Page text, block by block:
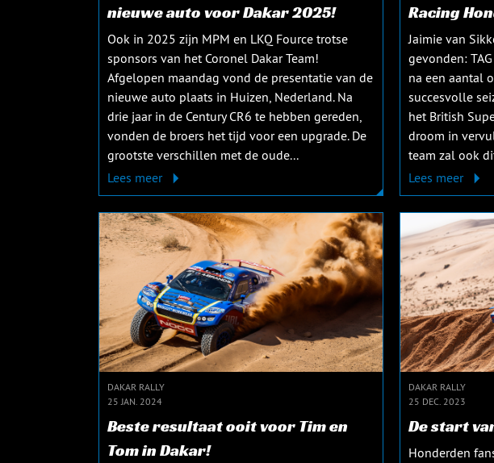
nieuwe auto voor Dakar 2025!
Ook in 2025 zijn MPM en LKQ Fource trotse
sponsors van het Coronel Dakar Team!
Afgelopen maandag vond de presentatie van de
nieuwe auto plaats in Huizen, Nederland. Na
drie jaar in de Century CR6 te hebben gereden,
vonden de broers het tijd voor een upgrade. De
grootste verschillen met de oude...
Lees meer
Racing
Jaimie van
gevonden:
na een aantal
succesvolle
het British
droom in
team zal ook
Lees meer
DAKAR RALLY
25 JAN. 2024
Beste resultaat ooit voor Tim en
Tom in Dakar!
DAKAR RALLY
25 DEC. 2023
De start
Honderden